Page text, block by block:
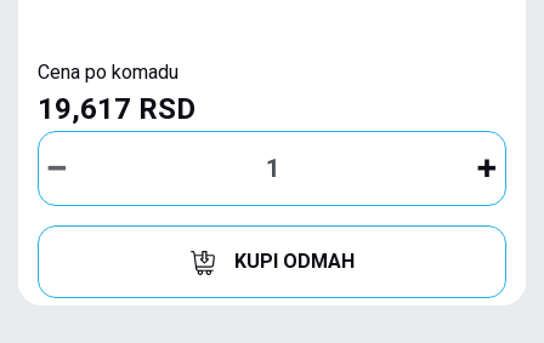
Cena po komadu
19,617 RSD
KUPI ODMAH